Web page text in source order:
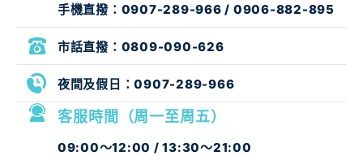
手機直撥： 0907-289-966 / 0906-882-895
市話直撥： 0809-090-626
客服時間（周一至周五）
09:00～12:00 / 13:30～21:00
夜間及假日：0907-289-966